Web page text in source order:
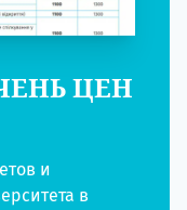
ЦЕН
и
в